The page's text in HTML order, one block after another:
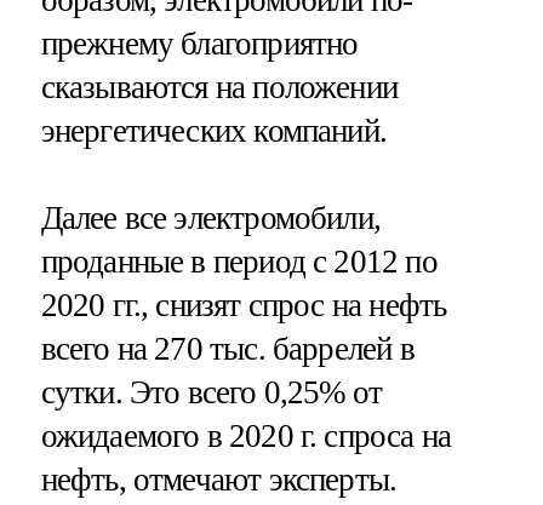
прежнему благоприятно
сказываются на положении
энергетических компаний.
Далее все электромобили,
проданные в период с 2012 по
2020 гг., снизят спрос на нефть
всего на 270 тыс. баррелей в
сутки. Это всего 0,25% от
ожидаемого в 2020 г. спроса на
нефть, отмечают эксперты.